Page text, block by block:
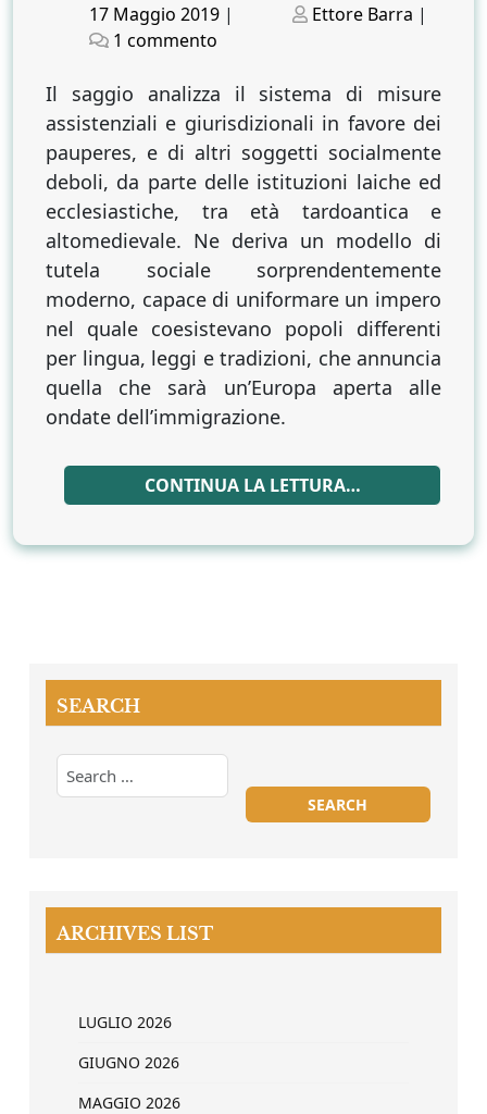
Posted
on
17 Maggio 2019 |
Posted
Ettore Barra |
1 commento
dimensione
storica
dell’alterità
tra
sollecitudine
pastorale
ed
esperienza
giuridica
medievale
Il saggio analizza il sistema di misure
assistenziali e giurisdizionali in favore dei
pauperes, e di altri soggetti socialmente
deboli, da parte delle istituzioni laiche ed
ecclesiastiche, tra età tardoantica e
altomedievale. Ne deriva un modello di
tutela sociale sorprendentemente
moderno, capace di uniformare un impero
nel quale coesistevano popoli differenti
per lingua, leggi e tradizioni, che annuncia
quella che sarà un’Europa aperta alle
ondate dell’immigrazione.
CONTINUA LA LETTURA…
SEARCH
ARCHIVES LIST
LUGLIO 2026
GIUGNO 2026
MAGGIO 2026